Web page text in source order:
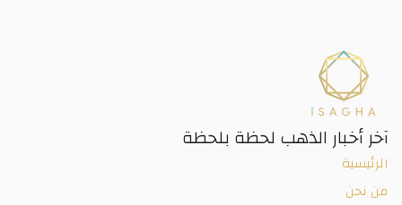
آخر أخبار الذهب لحظة بلحظة
الرئيسية
من نحن